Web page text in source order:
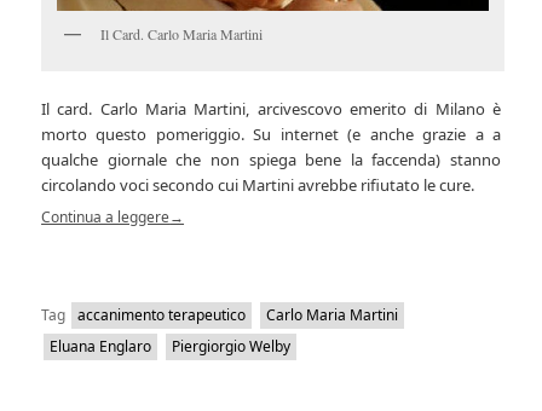
Il Card. Carlo Maria Martini
Il card. Carlo Maria Martini, arcivescovo emerito di Milano è
morto questo pomeriggio. Su internet (e anche grazie a a
qualche giornale che non spiega bene la faccenda) stanno
circolando voci secondo cui Martini avrebbe rifiutato le cure.
Continua a leggere→
Tag accanimento terapeutico
Carlo Maria Martini
Eluana Englaro
Piergiorgio Welby